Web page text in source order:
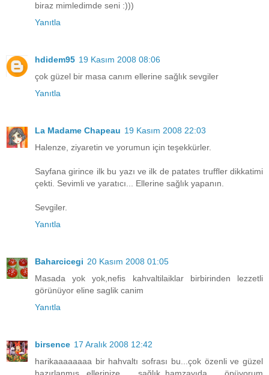
biraz mimledimde seni :)))
Yanıtla
hdidem95 19 Kasım 2008 08:06
çok güzel bir masa canım ellerine sağlık sevgiler
Yanıtla
La Madame Chapeau 19 Kasım 2008 22:03
Halenze, ziyaretin ve yorumun için teşekkürler.
Sayfana girince ilk bu yazı ve ilk de patates truffler dikkatimi
çekti. Sevimli ve yaratıcı... Ellerine sağlık yapanın.
Sevgiler.
Yanıtla
Baharcicegi 20 Kasım 2008 01:05
Masada yok yok,nefis kahvaltilaiklar birbirinden lezzetli
görünüyor eline saglik canim
Yanıtla
birsence 17 Aralık 2008 12:42
harikaaaaaaaa bir hahvaltı sofrası bu...çok özenli ve güzel